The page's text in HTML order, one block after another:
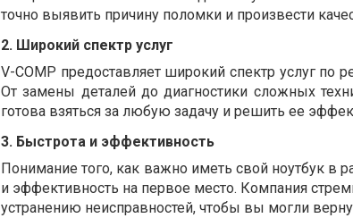
точно выявить причину поломки и произвести
2. Широкий спектр услуг
V-COMP предоставляет широкий спектр услуг
От замены деталей до диагностики сложных
готова взяться за любую задачу и решить ее
3. Быстрота и эффективность
Понимание того, как важно иметь свой ноутбук в
и эффективность на первое место. Компания
устранению неисправностей, чтобы вы могли